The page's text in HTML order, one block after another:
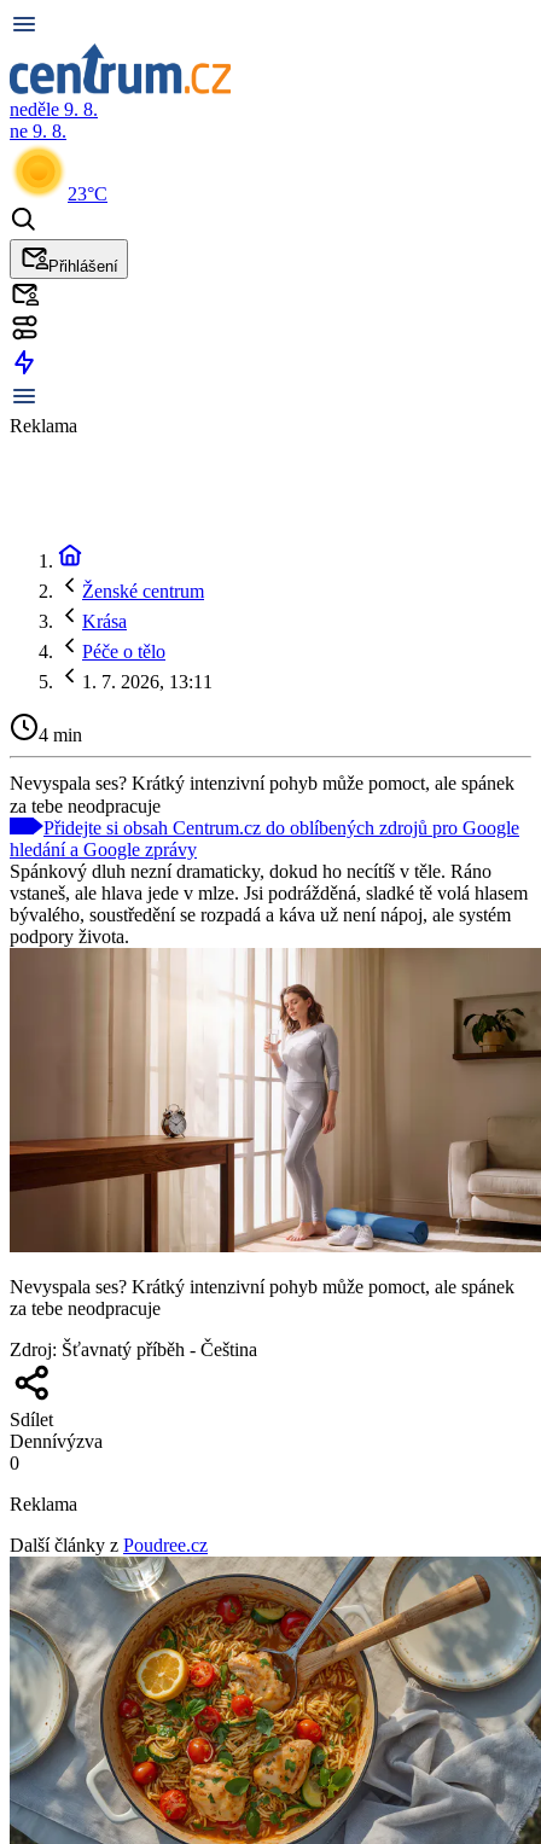
neděle 9. 8.
ne 9. 8.
23°C
Přihlášení
Reklama
Ženské centrum
Krása
Péče o tělo
1. 7. 2026, 13:11
4 min
Nevyspala ses? Krátký intenzivní pohyb může pomoct, ale spánek
za tebe neodpracuje
Přidejte si obsah Centrum.cz do oblíbených zdrojů pro Google
hledání a Google zprávy
Spánkový dluh nezní dramaticky, dokud ho necítíš v těle. Ráno
vstaneš, ale hlava jede v mlze. Jsi podrážděná, sladké tě volá hlasem
bývalého, soustředění se rozpadá a káva už není nápoj, ale systém
podpory života.
Nevyspala ses? Krátký intenzivní pohyb může pomoct, ale spánek
za tebe neodpracuje
Zdroj: Šťavnatý příběh - Čeština
Sdílet
Dennívýzva
0
Reklama
Další články z Poudree.cz